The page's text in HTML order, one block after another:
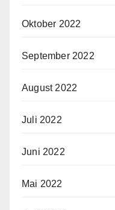
Oktober 2022
September 2022
August 2022
Juli 2022
Juni 2022
Mai 2022